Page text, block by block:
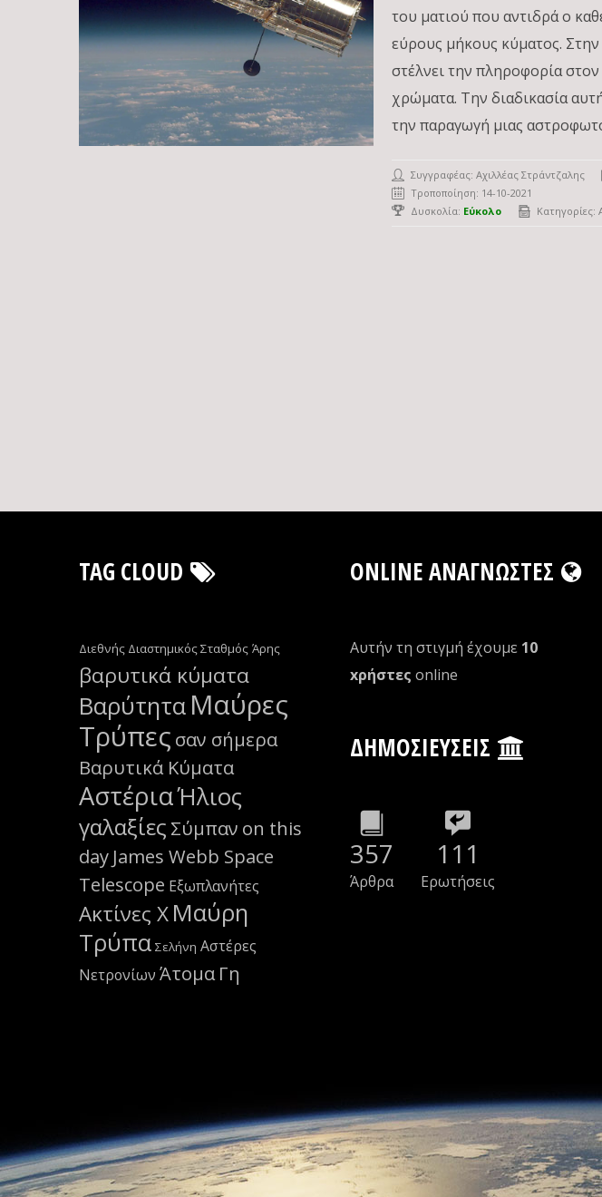
του ματιού που αντιδρά ο
εύρους μήκους κύματος.
στέλνει την πληροφορία
χρώματα. Την διαδικασία
την παραγωγή μιας
Συγγραφέας:Αχιλλέας Στράντζαλης
Τροποποίηση: 14-10-2021
Δυσκολία: Εύκολο Κατηγορίες:
TAG CLOUD
Διεθνής Διαστημικός Σταθμός Άρης
βαρυτικά κύματα
Βαρύτητα Μαύρες
Τρύπες σαν σήμερα
Βαρυτικά Κύματα
ΑστέριαΉλιος
γαλαξίες Σύμπαν on this
day James Webb Space
Telescope Εξωπλανήτες
Ακτίνες ΧΜαύρη
Τρύπα Σελήνη Αστέρες
Νετρονίων Άτομα Γη
ONLINE ΑΝΑΓΝΏΣΤΕΣ
Αυτήν τη στιγμή έχουμε 10
xρήστες οnline
ΔΗΜΟΣΙΕΎΣΕΙΣ
357
Άρθρα
111
Ερωτήσεις